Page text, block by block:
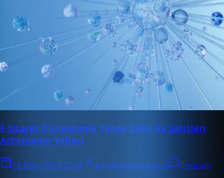
E-ticaret Dünyasında Yapay Zeka ile Satışları
Artırmanın Yolları
26 Mart 2025 22:30 info@enabase.com
0 yorum